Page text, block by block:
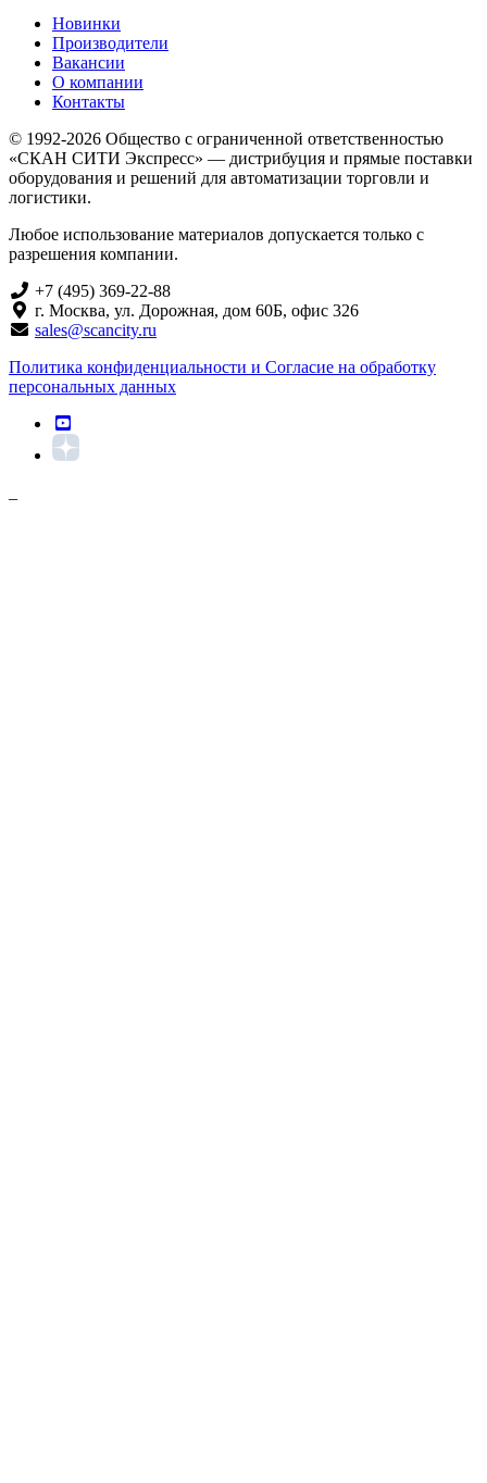
Новинки
Производители
Вакансии
О компании
Контакты
© 1992-2026 Общество с ограниченной ответственностью
«СКАН СИТИ Экспресс» — дистрибуция и прямые поставки
оборудования и решений для автоматизации торговли и
логистики.
Любое использование материалов допускается только с
разрешения компании.
+7 (495) 369-22-88
г. Москва, ул. Дорожная, дом 60Б, офис 326
sales@scancity.ru
Политика конфиденциальности и Согласие на обработку
персональных данных